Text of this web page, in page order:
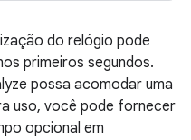
do relógio pode
primeiros segundos.
possa acomodar uma
uso, você pode fornecer
opcional em